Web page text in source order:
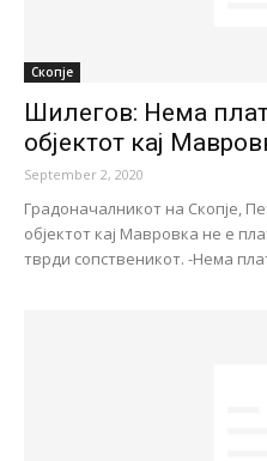
Скопје
Шилегов: Нема
објектот кај
September 2, 2020
Градоначалникот на Скопје,
објектот кај Мавровка не е
тврди сопственикот. -Нема